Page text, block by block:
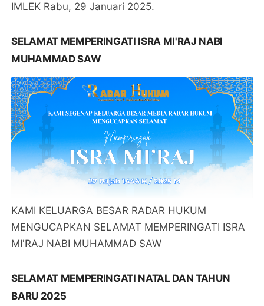
IMLEK Rabu, 29 Januari 2025.
SELAMAT MEMPERINGATI ISRA MI'RAJ NABI
MUHAMMAD SAW
KAMI KELUARGA BESAR RADAR HUKUM
MENGUCAPKAN SELAMAT MEMPERINGATI ISRA
MI'RAJ NABI MUHAMMAD SAW
SELAMAT MEMPERINGATI NATAL DAN TAHUN
BARU 2025